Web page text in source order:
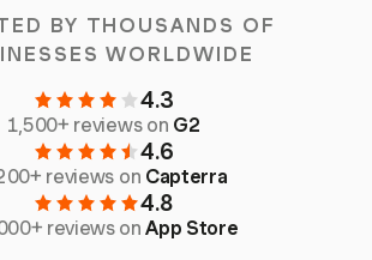
BY THOUSANDS OF
WORLDWIDE
4.3
1,500+ reviews on G2
4.6
reviews on Capterra
4.8
reviews onApp Store